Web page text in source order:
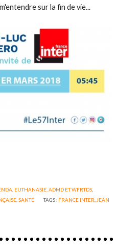
sur la fin de vie...
EUTHANASIE, ADMD ET WFRTDS,
,SANTÉ TAGS : FRANCE INTER JEAN